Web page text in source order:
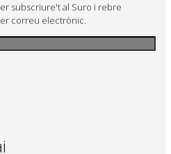
subscriure't al Suro i rebre
correu electrònic.